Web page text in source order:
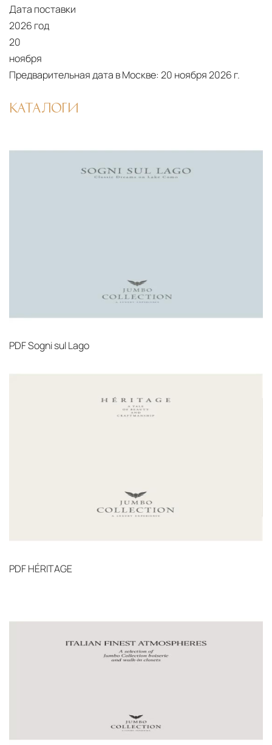
Страхование груза
поставки застрахованы в соответствии с
выбрать дополнительное страхование для
критичных партий товара.
Дата поставки
2026 год
20
ноября
Предварительная дата в Москве: 20 ноября 2026 г.
КАТАЛОГИ
PDFSogni sul Lago
PDFHÉRITAGE